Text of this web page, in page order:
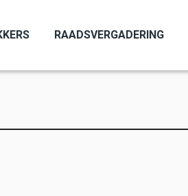
RAADSVERGADERING